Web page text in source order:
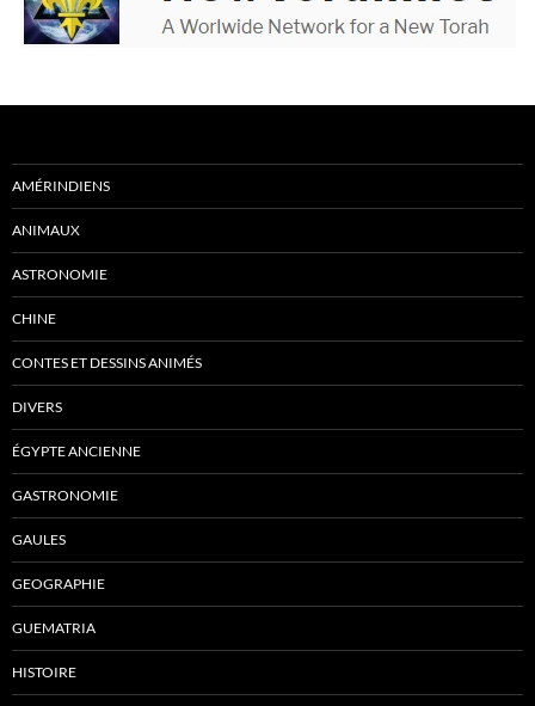
AMÉRINDIENS
ANIMAUX
ASTRONOMIE
CHINE
CONTES ET DESSINS ANIMÉS
DIVERS
ÉGYPTE ANCIENNE
GASTRONOMIE
GAULES
GEOGRAPHIE
GUEMATRIA
HISTOIRE